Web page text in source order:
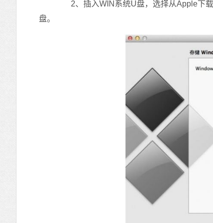
2、插入WIN系统U盘，选择从Apple下载最
盘。